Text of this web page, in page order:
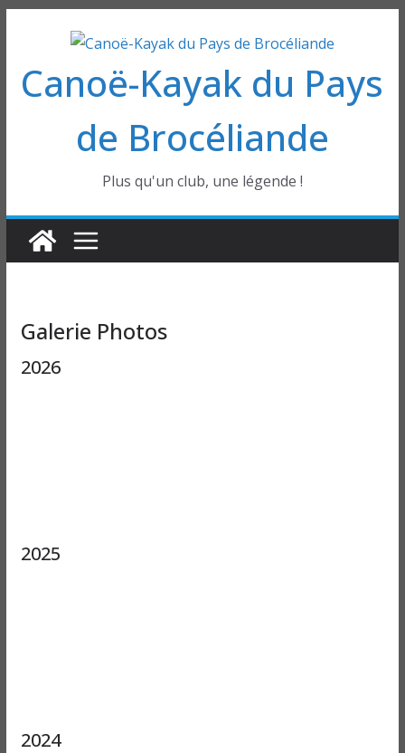
contenu
Canoë-Kayak du Pays
de Brocéliande
Plus qu'un club, une légende !
Galerie Photos
2026
2025
2024